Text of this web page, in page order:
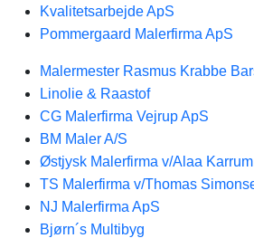
Kvalitetsarbejde ApS
Pommergaard Malerfirma ApS
Malermester Rasmus Krabbe
Linolie & Raastof
CG Malerfirma Vejrup ApS
BM Maler A/S
Østjysk Malerfirma v/Alaa Karrum
TS Malerfirma v/Thomas
NJ Malerfirma ApS
Bjørn´s Multibyg